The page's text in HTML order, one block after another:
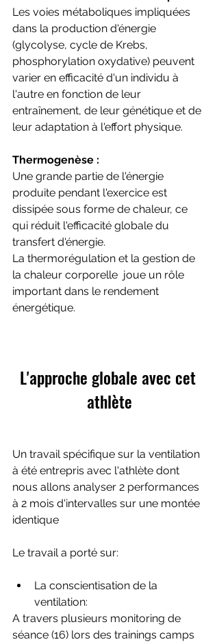
Les voies métaboliques impliquées
dans la production d'énergie
(glycolyse, cycle de Krebs,
phosphorylation oxydative) peuvent
varier en efficacité d'un individu à
l'autre en fonction de leur
entraînement, de leur génétique et de
leur adaptation à l'effort physique.
Thermogenèse :
Une grande partie de l'énergie
produite pendant l'exercice est
dissipée sous forme de chaleur, ce
qui réduit l'efficacité globale du
transfert d'énergie.
La thermorégulation et la gestion de
la chaleur corporelle  joue un rôle
important dans le rendement
énergétique.
L'approche globale avec cet
athlète
Un travail spécifique sur la ventilation
à été entrepris avec l'athlète dont
nous allons analyser 2 performances
à 2 mois d'intervalles sur une montée
identique
Le travail a porté sur:
La conscientisation de la
ventilation:
A travers plusieurs monitoring de
séance (16) lors des trainings camps